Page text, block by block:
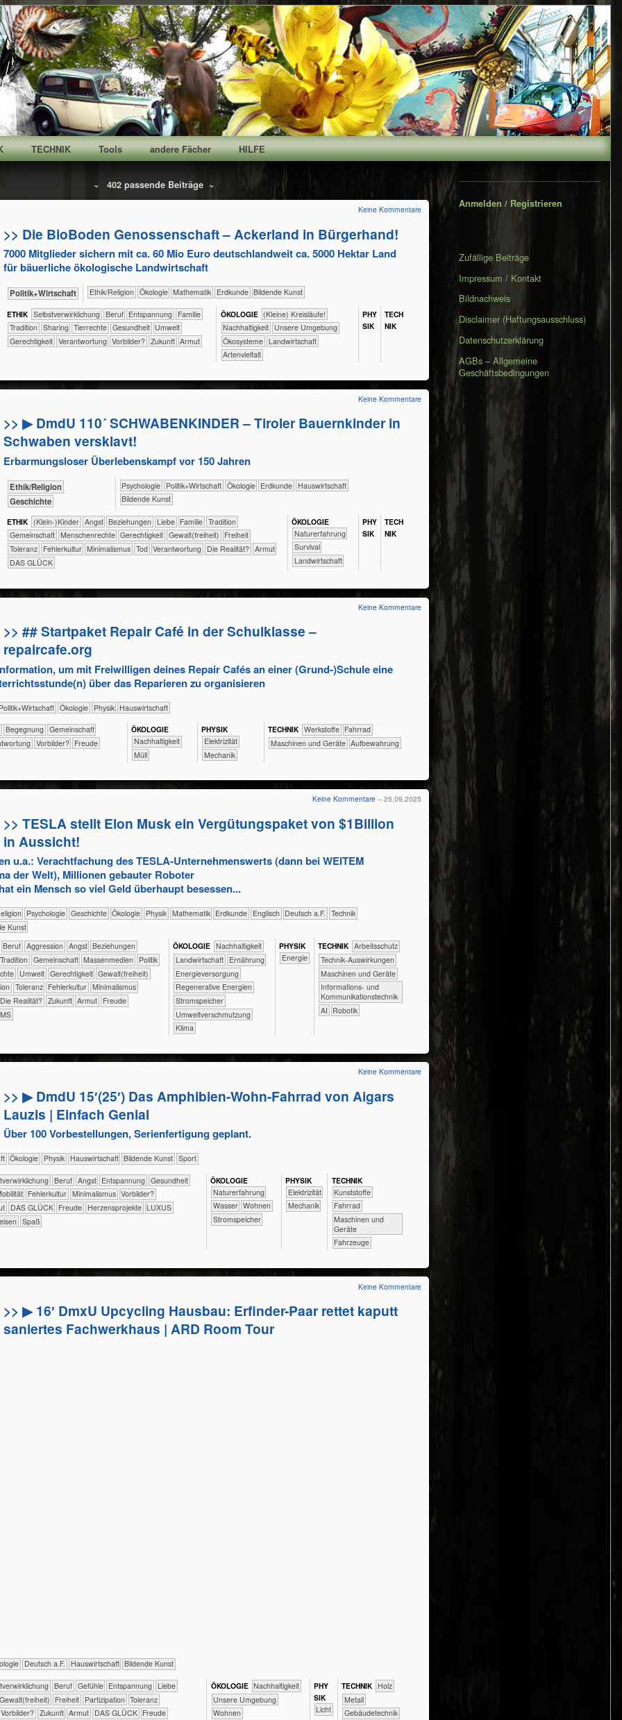
TECHNIK Tools andere Fächer HILFE
~ 402 passende Beiträge ~
>> Die BioBoden Genossenschaft – Acker­land in Bür­ger­hand!
7000 Mitglieder sichern mit ca. 60 Mio Euro deutschlandweit ca. 5000 Hektar Land
für bäuerliche ökologische Landwirtschaft
​​​​​​​​​Politik+​Wirtschaft ​​​​​​​​​​Ethik/​Religion ​​​​​​​​Ökologie ​​​​​​Mathematik ​​​​​Erdkunde Bildende Kunst
ETHIK ​​​​​​​​​​​​​​​​​​​​​​​​​​​​​​​​​​​​​​​​Selbst­verwirklichung ​​​​​​​​​​​​​​​Beruf ​​​​​​​​​​​​​Entspannung ​​​​​​​​​​​Familie
​​​​​​​​​​​Tradition ​​​​​​​​​​Sharing ​​​​​​​​Tierrechte ​​​​​​Gesundheit ​​​​​Umwelt
​​​​Gerechtigkeit ​​Verantwortung ​​Vorbilder? ​Zukunft Armut
ÖKO​LOGIE ​​​​​​​​​​​​​​(Kleine) Kreisläufe!
​​​​​​​​​​​​​​​Nachhaltigkeit ​​​​​​​​​​​​​Unsere Umgebung
​​​​​​​​​​​Ökosysteme ​​​​​Landwirtschaft
Artenvielfalt
PHY​
SIK
TECH​
NIK
Keine Kommentare
>> ▶ DmdU 110´ SCHWABENKINDER – Tiroler Bauernkinder in
Schwaben versklavt!
Erbarmungsloser Überlebenskampf vor 150 Jahren
​​​​​​​​​​Ethik/​Religion
​​​​​​​​Geschichte
​​​​​​​​​​Psychologie ​​​​​​​​​Politik+​Wirtschaft ​​​​​​​​Ökologie ​​​​​Erdkunde ​Haus­wirtschaft
Bildende Kunst
ETHIK (Klein-)Kinder ​​​​​​​​​​​​​Angst ​​​​​​​​​​​​​Beziehungen ​​​​​​​​​​​​Liebe ​​​​​​​​​​​Familie ​​​​​​​​​​​Tradition
​​​​​​​​​​Gemeinschaft ​​​​​​​Menschenrechte ​​​​Gerechtigkeit ​​​​Gewalt(freiheit) ​​​Freiheit
​​​Toleranz ​​Fehlerkultur ​​Minimalismus ​​Tod ​​Verantwortung ​Die Realität? Armut
DAS GLÜCK
ÖKO​LOGIE
​​​​​​​​​​​​​Naturerfahrung
​​​​​​​​​​​​Survival
​​​​​Landwirtschaft
PHY​
SIK
TECH​
NIK
Keine Kommentare
>> ## Startpaket Repair Café in der Schulklasse –
repaircafe.org
um mit Freiwilligen deines Repair Cafés an einer (Grund-)Schule eine
über das Reparieren zu organisieren
​​​​​​​​Ökologie ​​​​​​​Physik ​Haus­wirtschaft
​​​​​​​​​​​​Begegnung ​​​​​​​​​​Gemeinschaft
​​Vorbilder? Freude
ÖKO​LOGIE
​​​​​​​​​​​​​​​Nachhaltigkeit
​Müll
PHY​SIK
​​​Elektrizität
​​​Mechanik
TECH​NIK ​​​​​​​​​Werkstoffe ​​​​​​​Fahrrad
​​​​Maschinen und Geräte Aufbewahrung
Keine Kommentare
>> TESLA stellt Elon Musk ein Vergütungspaket von $1Billion
in Aussicht!
u.a.: Verachtfachung des TESLA-Unternehmenswerts (dann bei WEITEM
der Welt), Millionen gebauter Roboter
ein Mensch so viel Geld überhaupt besessen...
​​​​​​​​​​Psychologie ​​​​​​​​Geschichte ​​​​​​​​Ökologie ​​​​​​​Physik ​​​​​​Mathematik ​​​​​Erdkunde ​​​​Englisch ​​​Deutsch a.F.
​Technik
Kunst
​​​​​​​​​​​​​​​Beruf ​​​​​​​​​​​​​Aggression ​​​​​​​​​​​​​Angst ​​​​​​​​​​​​​Beziehungen
​​​​​​​​​​​Tradition ​​​​​​​​​​Gemeinschaft ​​​​​​​​​Massenmedien ​​​​​​​​​Politik
​​​​​Umwelt ​​​​Gerechtigkeit ​​​​Gewalt(freiheit)
​​​Toleranz ​​Fehlerkultur ​​Minimalismus
​Die Realität? ​Zukunft Armut Freude
ÖKO​LOGIE ​​​​​​​​​​​​​​​Nachhaltigkeit
​​​​​Landwirtschaft ​​​​Ernährung
​​​Energieversorgung
​​​Regenerative Energien
​​​Stromspeicher
​​Umweltverschmutzung
Klima
PHY​SIK
​​Energie
TECH​NIK ​​​​​​Arbeitsschutz
​​​​​​Technik-Auswirkungen
​​​​Maschinen und Geräte
​​​Informations- und
Kommunikationstechnik
​​AI Robotik
Keine Kommentare – 25.09.2025
>> ▶ DmdU 15′(25′) Das Amphibien-Wohn-Fahrrad von Aigars
Lauzis | Einfach Genial
Über 100 Vorbestellungen, Serienfertigung geplant.
​​​​​​​​Ökologie ​​​​​​​Physik ​Haus­wirtschaft Bildende Kunst Sport
​​​​​​​​​​​​​​​Beruf ​​​​​​​​​​​​​Angst ​​​​​​​​​​​​​Entspannung ​​​​​​Gesundheit
​​Fehlerkultur ​​Minimalismus ​​Vorbilder?
DAS GLÜCK Freude Herzensprojekte LUXUS
Spaß
ÖKO​LOGIE
​​​​​​​​​​​​​Naturerfahrung
​​​​​​Wasser ​​​​Wohnen
​​​Stromspeicher
PHY​SIK
​​​Elektrizität
​​​Mechanik
TECH​NIK
​​​​​​​​Kunststoffe
​​​​​​​Fahrrad
​​​​Maschinen und
Geräte
​Fahrzeuge
Keine Kommentare
>> ▶ 16′ DmxU Upcycling Hausbau: Erfinder-Paar rettet kaputt
saniertes Fachwerkhaus | ARD Room Tour
​​​Deutsch a.F. ​Haus­wirtschaft Bildende Kunst
​​​​​​​​​​​​​​​Beruf ​​​​​​​​​​​​​​​Gefühle ​​​​​​​​​​​​​Entspannung ​​​​​​​​​​​​Liebe
​​​Freiheit ​​​Partizipation ​​​Toleranz
​​Vorbilder? ​Zukunft Armut DAS GLÜCK Freude
ÖKO​LOGIE ​​​​​​​​​​​​​​​Nachhaltigkeit
​​​​​​​​​​​​​Unsere Umgebung
​​​​Wohnen
PHY​
SIK
​​​​​Licht
TECH​NIK ​​​​​​​​Holz
​​​​​​​​Metall
​​​​​Gebäudetechnik
Keine Kommentare
Secondary
Sidebar
Anmelden / Registrieren
Zufällige Beiträge
Impressum / Kontakt
Bildnachweis
Disclaimer (Haftungsausschluss)
Datenschutzerklärung
AGBs – Allgemeine
Geschäftsbedingungen